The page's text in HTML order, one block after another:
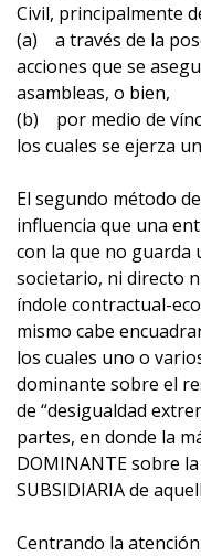
Civil, principalmente
(a) a través de la
acciones que se
asambleas, o bien,
(b) por medio de
los cuales se ejerza
El segundo método
influencia que una
con la que no guarda
societario, ni directo
índole contractual-
mismo cabe
los cuales uno o
dominante sobre el
de “desigualdad
partes, en donde la
DOMINANTE sobre
SUBSIDIARIA de
Centrando la